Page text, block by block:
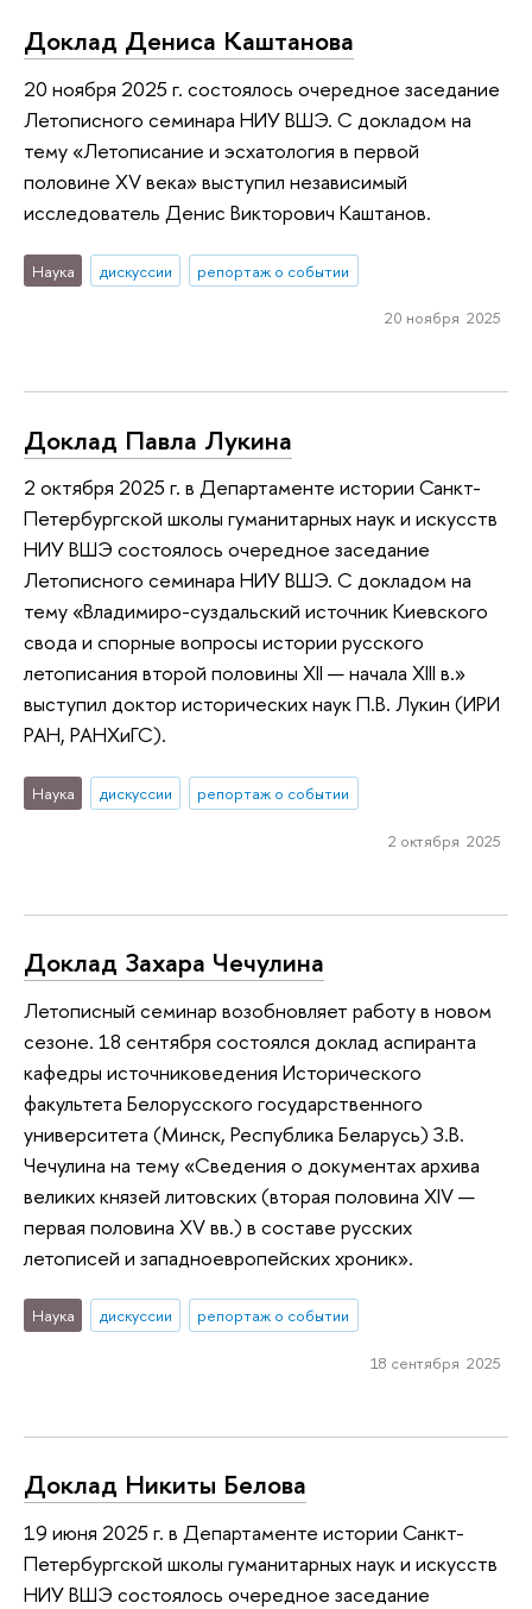
Доклад Дениса Каштанова
20 ноября 2025 г. состоялось очередное заседание
Летописного семинара НИУ ВШЭ. С докладом на
тему «Летописание и эсхатология в первой
половине XV века» выступил независимый
исследователь Денис Викторович Каштанов.
Наука дискуссии репортаж о событии
20 ноября 2025
Доклад Павла Лукина
2 октября 2025 г. в Департаменте истории Санкт-
Петербургской школы гуманитарных наук и искусств
НИУ ВШЭ состоялось очередное заседание
Летописного семинара НИУ ВШЭ. С докладом на
тему «Владимиро-суздальский источник Киевского
свода и спорные вопросы истории русского
летописания второй половины XII — начала XIII в.»
выступил доктор исторических наук П.В. Лукин (ИРИ
РАН, РАНХиГС).
Наука дискуссии репортаж о событии
2 октября 2025
Доклад Захара Чечулина
Летописный семинар возобновляет работу в новом
сезоне. 18 сентября состоялся доклад аспиранта
кафедры источниковедения Исторического
факультета Белорусского государственного
университета (Минск, Республика Беларусь) З.В.
Чечулина на тему «Сведения о документах архива
великих князей литовских (вторая половина XIV —
первая половина XV вв.) в составе русских
летописей и западноевропейских хроник».
Наука дискуссии репортаж о событии
18 сентября 2025
Доклад Никиты Белова
19 июня 2025 г. в Департаменте истории Санкт-
Петербургской школы гуманитарных наук и искусств
НИУ ВШЭ состоялось очередное заседание